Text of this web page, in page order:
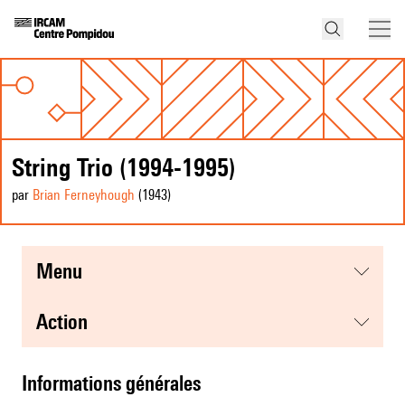
String Trio (1994-1995)
par Brian Ferneyhough (1943)
menu
action
informations générales